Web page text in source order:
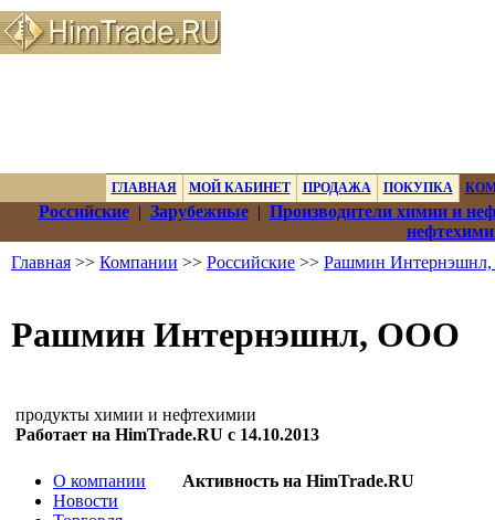
ГЛАВНАЯ МОЙ КАБИНЕТ ПРОДАЖА ПОКУПКА
Российские| Зарубежные| Производители химии и
Главная >> Компании >> Российские >> Рашмин
Рашмин Интернэшнл, ООО
продукты химии и нефтехимии
Работает на HimTrade.RU с 14.10.2013
О компании
Новости
Активность на HimTrade.RU